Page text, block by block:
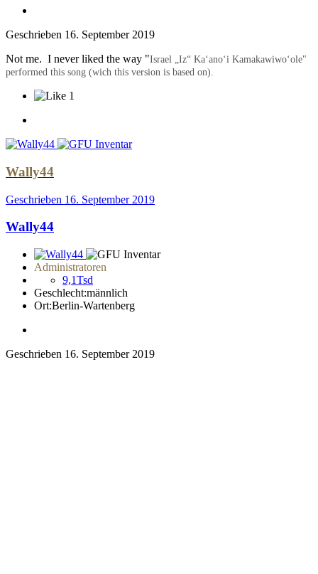
Geschrieben 16. September 2019
Not me. I never liked the way "Israel „Iz“ Kaʻanoʻi Kamakawiwoʻole"
performed this song (wich this version is based on).
1
Wally44
Geschrieben 16. September 2019
Wally44
Administratoren
9,1Tsd
Geschlecht:männlich
Ort:Berlin-Wartenberg
Geschrieben 16. September 2019